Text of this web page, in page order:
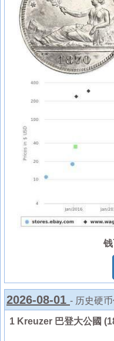
2026-08-01 - 历史硬
1 Kreuzer 巴登大公國